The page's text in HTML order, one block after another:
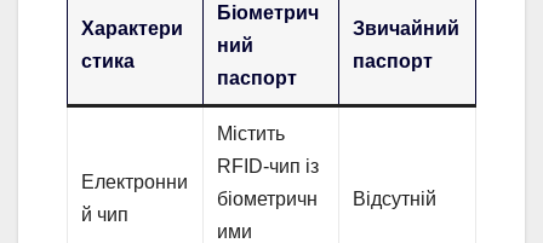
Характери
стика
Біометрич
ний
паспорт
Звичайний
паспорт
Електронни
й чип
Містить
RFID-чип із
біометричн
ими
Відсутній